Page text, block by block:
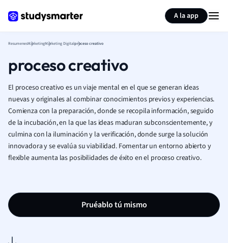
A la app
ResumenesMarketingMarketing Digitalproceso creativo
proceso creativo
El proceso creativo es un viaje mental en el que se generan ideas
nuevas y originales al combinar conocimientos previos y experiencias.
Comienza con la preparación, donde se recopila información, seguido
de la incubación, en la que las ideas maduran subconscientemente, y
culmina con la iluminación y la verificación, donde surge la solución
innovadora y se evalúa su viabilidad. Fomentar un entorno abierto y
flexible aumenta las posibilidades de éxito en el proceso creativo.
Pruéablo tú mismo
Resumir página